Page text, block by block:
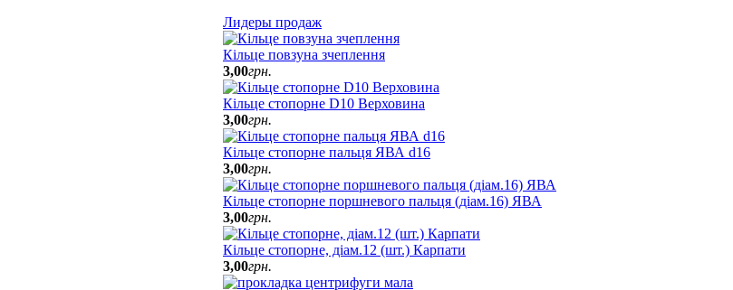
Лидеры продаж
Кільце повзуна зчеплення
3,00грн.
Кільце стопорне D10 Верховина
3,00грн.
Кільце стопорне пальця ЯВА d16
3,00грн.
Кільце стопорне поршневого пальця (діам.16) ЯВА
3,00грн.
Кільце стопорне, діам.12 (шт.) Карпати
3,00грн.